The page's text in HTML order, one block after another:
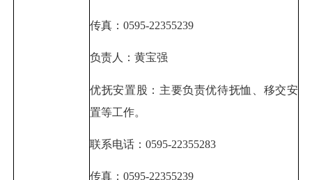
传真：0595-22355239
负责人：黄宝强
优抚安置股：主要负责优待抚恤、移交安
置等工作。
联系电话：0595-22355283
传真：0595-22355239